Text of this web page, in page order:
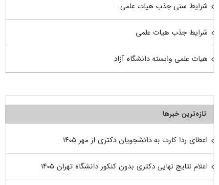
شرایط سنی جذب هیات علمی
شرایط جذب هیات علمی
هیات علمی وابسته دانشگاه آزاد
تازه‌ترین خبرها
اعطای ردا کارت به دانشجویان دکتری از مهر ۱۴۰۵
اعلام نتایج نهایی دکتری بدون کنکور دانشگاه تهران ۱۴۰۵